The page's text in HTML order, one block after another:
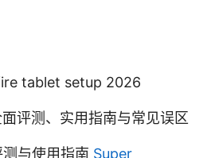
tablet setup 2026
评测、实用指南与常见误区
与使用指南 Super